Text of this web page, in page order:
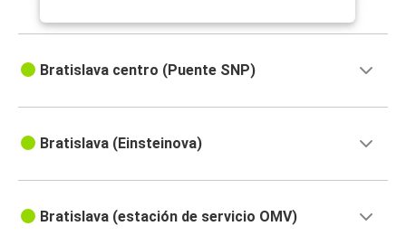
Zagreb
Bratislava
Bratislava
Berlín
Bratislava
Bratislava centro (Puente SNP)
Bratislava (Einsteinova)
Bratislava (estación de servicio OMV)